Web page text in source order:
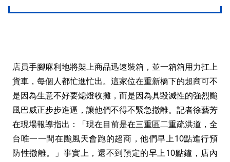
店員手腳麻利地將架上商品迅速裝箱，並一箱箱用力扛上
貨車，每個人都忙進忙出。這家位在重新橋下的超商可不
是因為生意不好要熄燈收攤，而是因為具毀滅性的強烈颱
風巴威正步步進逼，讓他們不得不緊急撤離。記者徐藝芳
在現場報導指出：「現在目前是在三重區二重疏洪道，全
台唯一一間在颱風天會跑的超商，他們早上10點進行預
防性撤離。」事實上，還不到預定的早上10點鐘，店內